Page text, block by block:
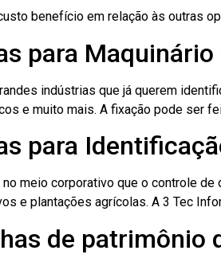
benefício em relação às outras
para
indústrias que já querem
e muito mais. A fixação pode ser
para
no meio corporativo que o controle
e plantações agrícolas. A 3 Tec
de patrimônio